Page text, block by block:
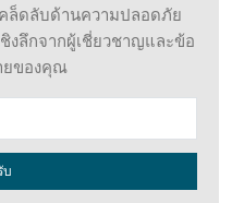
ล็ดลับด้านความปลอดภัย
งลึกจากผู้เชี่ยวชาญและข้อ
ยของคุณ
บ